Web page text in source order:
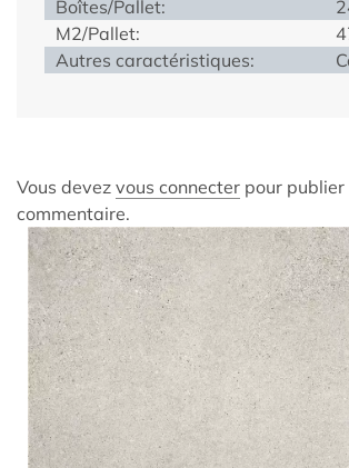
Boîtes/Pallet:
M2/Pallet:
Autres caractéristiques:
Vous devez vous connecter pour publier
commentaire.